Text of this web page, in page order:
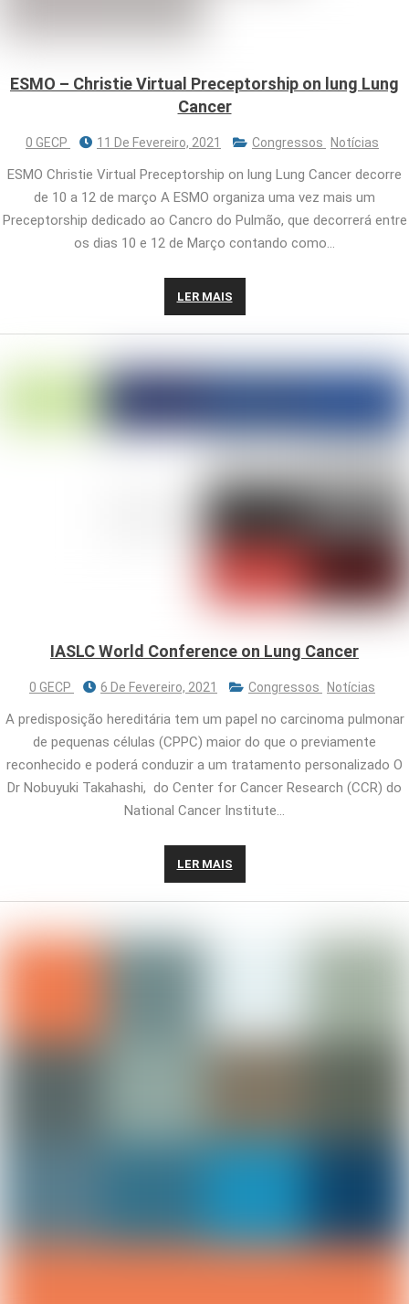
ESMO – Christie Virtual Preceptorship on lung Lung
Cancer
0 GECP 11 De Fevereiro, 2021 Congressos Notícias
ESMO Christie Virtual Preceptorship on lung Lung Cancer decorre
de 10 a 12 de março A ESMO organiza uma vez mais um
Preceptorship dedicado ao Cancro do Pulmão, que decorrerá entre
os dias 10 e 12 de Março contando como…
LER MAIS
IASLC World Conference on Lung Cancer
0 GECP 6 De Fevereiro, 2021 Congressos Notícias
A predisposição hereditária tem um papel no carcinoma pulmonar
de pequenas células (CPPC) maior do que o previamente
reconhecido e poderá conduzir a um tratamento personalizado O
Dr Nobuyuki Takahashi, do Center for Cancer Research (CCR) do
National Cancer Institute…
LER MAIS